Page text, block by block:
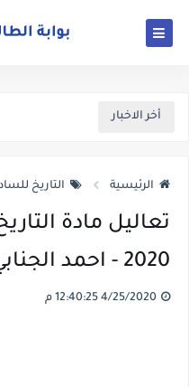
أخر الاخبار
الرئيسية التاريخ
تعاليل مادة
2020 - احمد الجنابي